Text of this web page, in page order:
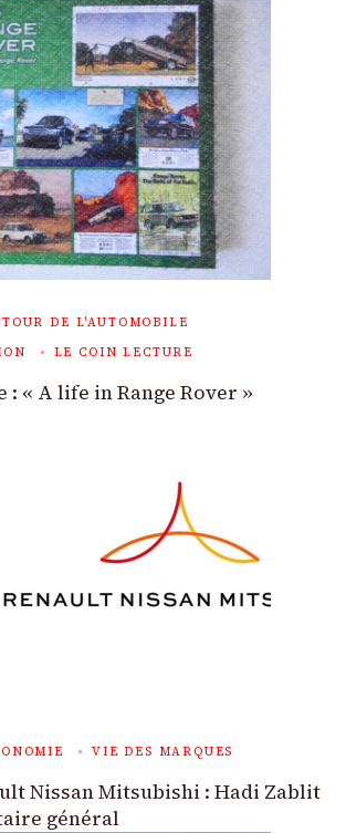
DE L'AUTOMOBILE
LE COIN LECTURE
: « A life in Range Rover »
VIE DES MARQUES
Nissan Mitsubishi : Hadi Zablit
général